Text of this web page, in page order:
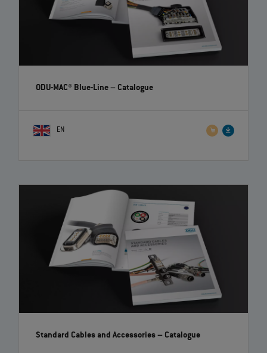
ODU-MAC® Blue-Line– Catalogue
EN
Standard Cables and Accessories– Catalogue